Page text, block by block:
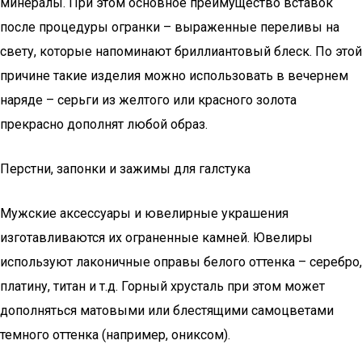
после процедуры огранки – выраженные переливы на
свету, которые напоминают бриллиантовый блеск. По этой
причине такие изделия можно использовать в вечернем
наряде – серьги из желтого или красного золота
прекрасно дополнят любой образ.
Перстни, запонки и зажимы для галстука
Мужские аксессуары и ювелирные украшения
изготавливаются их ограненные камней. Ювелиры
используют лаконичные оправы белого оттенка – серебро,
платину, титан и т.д. Горный хрусталь при этом может
дополняться матовыми или блестящими самоцветами
темного оттенка (например, ониксом).